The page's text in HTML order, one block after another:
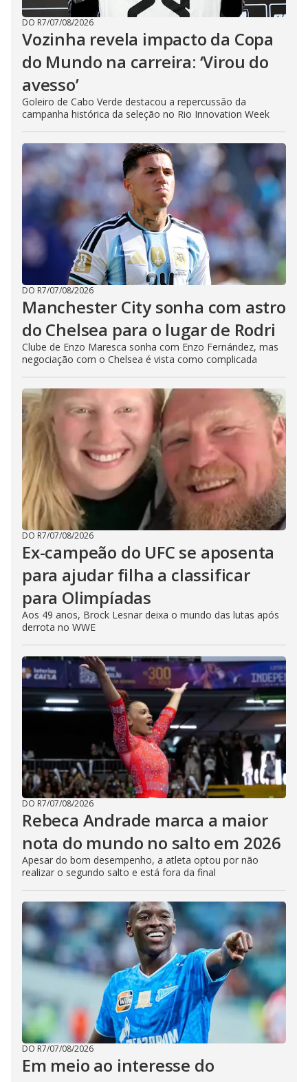
DO R7/07/08/2026
Vozinha revela impacto da Copa
do Mundo na carreira: ‘Virou do
avesso’
Goleiro de Cabo Verde destacou a repercussão da
campanha histórica da seleção no Rio Innovation Week
DO R7/07/08/2026
Manchester City sonha com astro
do Chelsea para o lugar de Rodri
Clube de Enzo Maresca sonha com Enzo Fernández, mas
negociação com o Chelsea é vista como complicada
DO R7/07/08/2026
Ex-campeão do UFC se aposenta
para ajudar filha a classificar
para Olimpíadas
Aos 49 anos, Brock Lesnar deixa o mundo das lutas após
derrota no WWE
DO R7/07/08/2026
Rebeca Andrade marca a maior
nota do mundo no salto em 2026
Apesar do bom desempenho, a atleta optou por não
realizar o segundo salto e está fora da final
DO R7/07/08/2026
Em meio ao interesse do